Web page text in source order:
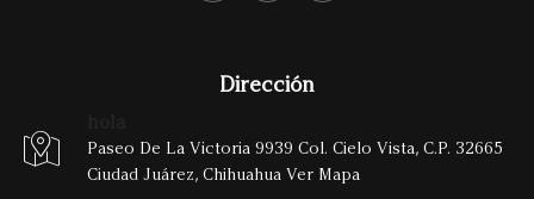
Dirección
Paseo De La Victoria 9939 Col. Cielo Vista, C.P. 32665
Ciudad Juárez, Chihuahua Ver Mapa